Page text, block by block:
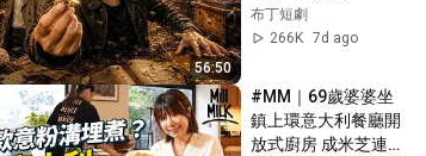
56:50
踢出局後我成了山野
蜂王 #鄉村逆襲 #創
窮小子逆襲 #打臉爽
劇 #白手起家 #人生
翻盤 #熱門短劇
布丁短劇
266K 7d ago
#MM｜69歲婆婆坐
鎮上環意大利餐廳開
放式廚房 成米芝連廚